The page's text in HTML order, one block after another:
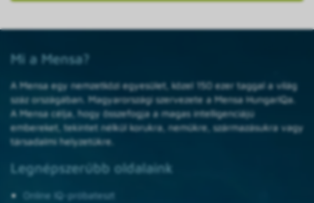
Mi a Mensa?
A Mensa egy nemzetközi egyesület, közel 150 ezer taggal a világ
száz országában. Magyarországi szervezete a Mensa HungarIQa.
A Mensa célja, hogy összefogja a magas intelligenciájú
embereket, tekintet nélkül korukra, nemükre, származásukra vagy
társadalmi helyzetükre.
Legnépszerűbb oldalaink
Online IQ-próbateszt